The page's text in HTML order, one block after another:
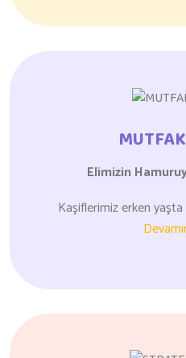
Elimizin
Kaşiflerimiz erken